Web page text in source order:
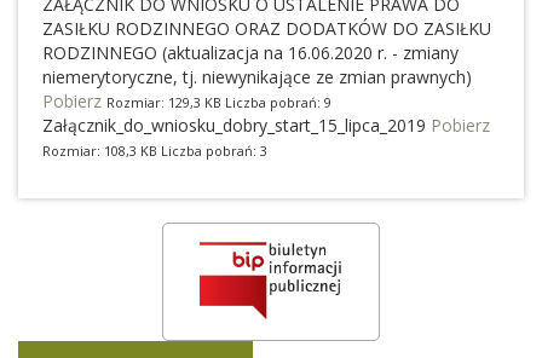
ZASIŁKU RODZINNEGO ORAZ DODATKÓW DO ZASIŁKU
RODZINNEGO (aktualizacja na 16.06.2020 r. - zmiany
niemerytoryczne, tj. niewynikające ze zmian prawnych)
Pobierz Rozmiar: 129,3 KB Liczba pobrań: 9
Załącznik_do_wniosku_dobry_start_15_lipca_2019 Pobierz
Rozmiar: 108,3 KB Liczba pobrań: 3